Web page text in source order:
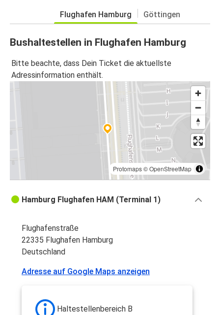
Flughafen Hamburg Göttingen
Bushaltestellen in Flughafen Hamburg
Bitte beachte, dass Dein Ticket die aktuellste
Adressinformation enthält.
Protomaps©OpenStreetMap
Hamburg Flughafen HAM (Terminal 1)
Flughafenstraße
22335 Flughafen Hamburg
Deutschland
Adresse auf Google Maps anzeigen
Haltestellenbereich B